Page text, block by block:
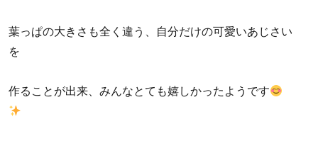
葉っぱの大きさも全く違う、自分だけの可愛いあじさい
を
作ることが出来、みんなとても嬉しかったようです